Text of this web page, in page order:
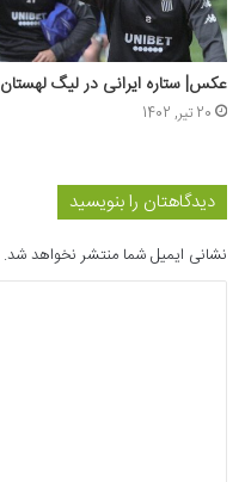
عکس‌| ستاره ایرانی در لیگ لهستان
20 تیر, 1402
دیدگاهتان را بنویسید
نشانی ایمیل شما منتشر نخواهد شد.